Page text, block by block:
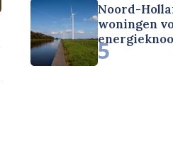
Noord-
woningen
5